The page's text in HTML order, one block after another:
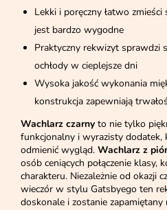
Lekki i poręczny łatwo
jest bardzo wygodne
Praktyczny rekwizyt sprawdzi
ochłody w cieplejsze dni
Wysoka jakość wykonania
konstrukcja zapewniają
Wachlarz czarny to nie tylko
funkcjonalny i wyrazisty dodatek,
odmienić wygląd. Wachlarz z piór
osób ceniących połączenie klasy,
charakteru. Niezależnie od okazji
wieczór w stylu Gatsbyego ten
doskonale i zostanie zapamiętany